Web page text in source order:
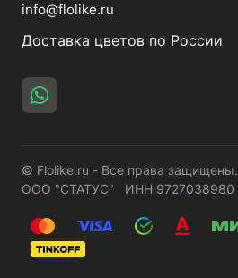
info@flolike.ru
Доставка цветов по России
© Flolike.ru - Все права защищены.
ООО "СТАТУС" ИНН 9727038980